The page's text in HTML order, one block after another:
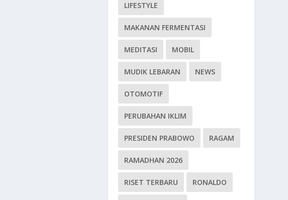
LIFESTYLE
MAKANAN FERMENTASI
MEDITASI MOBIL
MUDIK LEBARAN NEWS
OTOMOTIF
PERUBAHAN IKLIM
PRESIDEN PRABOWO RAGAM
RAMADHAN 2026
RISET TERBARU RONALDO